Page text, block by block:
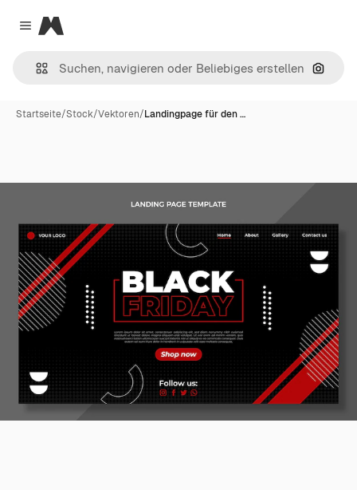
Close menu
Magnific
Nach
Startseite/Stock/Vektoren/Landingpage für den …